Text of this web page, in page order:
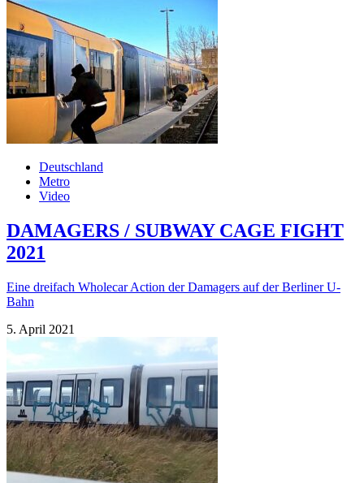
Deutschland
Metro
Video
DAMAGERS / SUBWAY CAGE FIGHT
2021
Eine dreifach Wholecar Action der Damagers auf der Berliner U-
Bahn
5. April 2021